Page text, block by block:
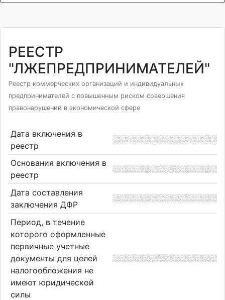
РЕЕСТР
"ЛЖЕПРЕДПРИНИМАТЕЛЕЙ"
Реестр коммерческих организаций и индивидуальных
предпринимателей с повышенным риском совершения
правонарушений в экономической сфере
Дата включения в
реестр
Основания включения в
реестр
Дата составления
заключения ДФР
Период, в течение
которого оформленные
первичные учетные
документы для целей
налогообложения не
имеют юридической
силы